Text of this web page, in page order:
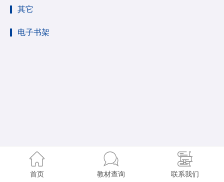
其它
电子书架
首页 教材查询 联系我们